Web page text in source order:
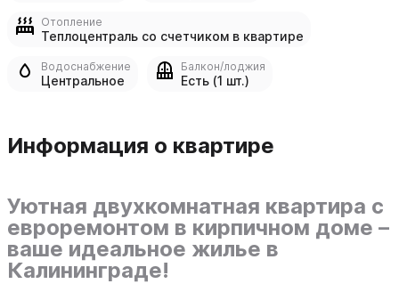
Отопление
Теплоцентраль со счетчиком в квартире
Водоснабжение
Центральное
Балкон/лоджия
Есть (1 шт.)
Информация о квартире
Уютная двухкомнатная квартира с
евроремонтом в кирпичном доме –
ваше идеальное жилье в
Калининграде!